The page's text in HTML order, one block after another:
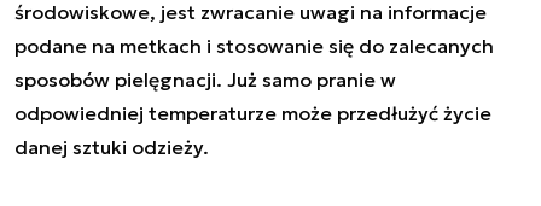
środowiskowe, jest zwracanie uwagi na informacje
podane na metkach i stosowanie się do zalecanych
sposobów pielęgnacji. Już samo pranie w
odpowiedniej temperaturze może przedłużyć życie
danej sztuki odzieży.